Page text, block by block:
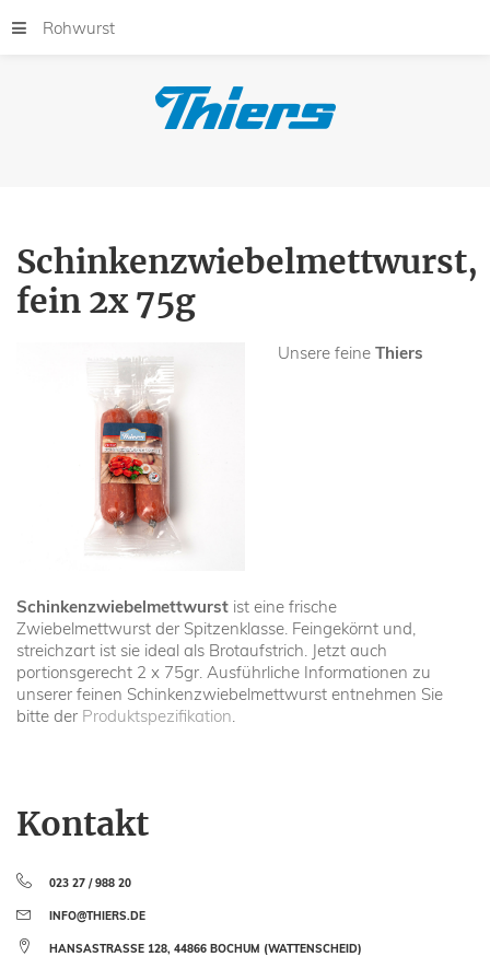
Rohwurst
Schinkenzwiebelmettwurst,
fein 2x 75g
Unsere feine Thiers
Schinkenzwiebelmettwurst ist eine frische
Zwiebelmettwurst der Spitzenklasse. Feingekörnt und,
streichzart ist sie ideal als Brotaufstrich. Jetzt auch
portionsgerecht 2 x 75gr. Ausführliche Informationen zu
unserer feinen Schinkenzwiebelmettwurst entnehmen Sie
bitte der Produktspezifikation.
Kontakt
023 27 / 988 20
INFO@THIERS.DE
HANSASTRASSE 128, 44866 BOCHUM (WATTENSCHEID)